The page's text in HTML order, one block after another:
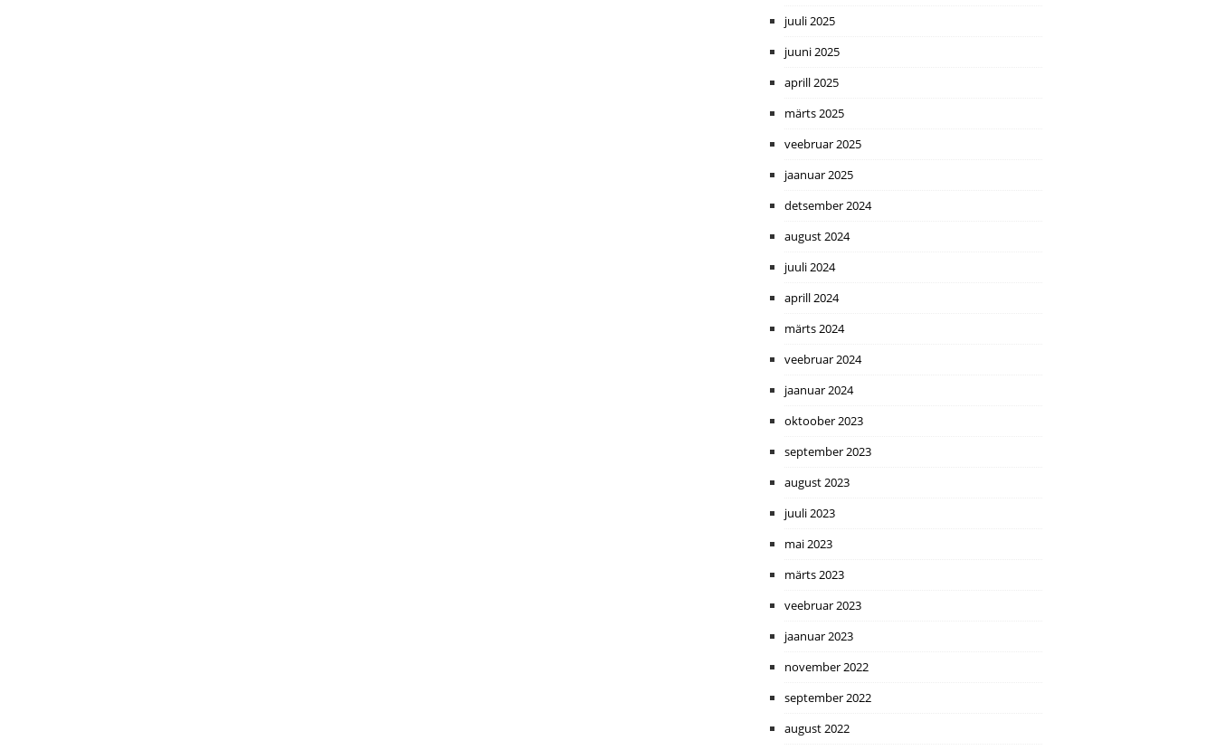
juuli 2025
juuni 2025
aprill 2025
märts 2025
veebruar 2025
jaanuar 2025
detsember 2024
august 2024
juuli 2024
aprill 2024
märts 2024
veebruar 2024
jaanuar 2024
oktoober 2023
september 2023
august 2023
juuli 2023
mai 2023
märts 2023
veebruar 2023
jaanuar 2023
november 2022
september 2022
august 2022